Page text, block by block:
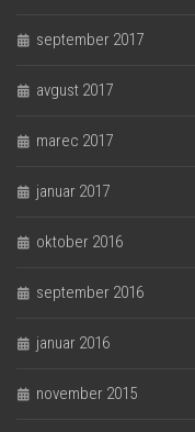
september 2017
avgust 2017
marec 2017
januar 2017
oktober 2016
september 2016
januar 2016
november 2015